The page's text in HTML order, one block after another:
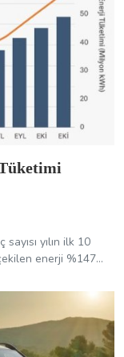
yılın ilk 10
enerji %147...